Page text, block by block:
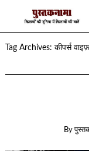
Tag Archives: कीपर्स वाइफ़
By